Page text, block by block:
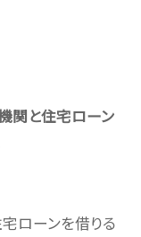
関と住宅ローン
ローンを借りる